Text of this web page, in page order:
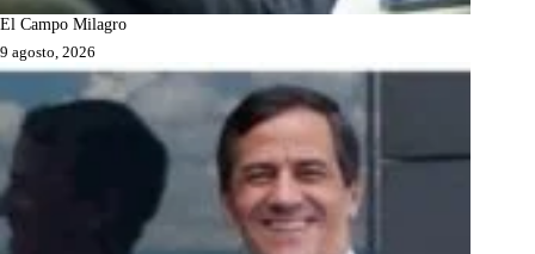
El Campo Milagro
9 agosto, 2026